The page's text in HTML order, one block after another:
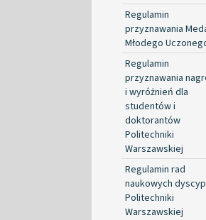
Regulamin
przyznawania
Młodego
Regulamin
przyznawania
i wyróżnień dla
studentów i
doktorantów
Politechniki
Warszawskiej
Regulamin rad
naukowych
Politechniki
Warszawskiej